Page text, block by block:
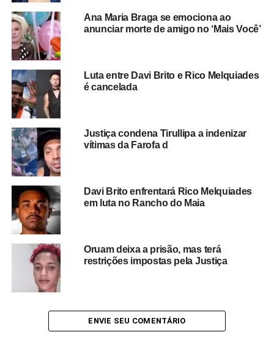
família.
Nos últimos meses, Marcelo Sangalo tem compartilhado
despertando a curiosidade dos fãs de Ivete, que
acompanham de perto a evolução do filho da cantora.
A atuação como DJ marca mais um passo na carreira
do adolescente , que vem conquistando espaço entre o
público jovem ao investir em sonoridades
contemporâneas e em performances ao vivo.
A expectativa agora é que Marcelo continue
desenvolvendo novos projetos musicais e amplie sua
atuação no mercado, consolidando uma trajetória própria
dentro da indústria da música.
Ana Maria Braga se emociona ao
anunciar morte de amigo no ‘Mais Você’
Luta entre Davi Brito e Rico Melquiades
é cancelada
Justiça condena Tirullipa a indenizar
vítimas da Farofa d
Davi Brito enfrentará Rico Melquiades
em luta no Rancho do Maia
Oruam deixa a prisão, mas terá
restrições impostas pela Justiça
ENVIE SEU COMENTÁRIO